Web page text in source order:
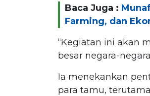
Baca Juga :
Farming, dan
“Kegiatan ini akan
besar negara-
Ia menekankan
para tamu,